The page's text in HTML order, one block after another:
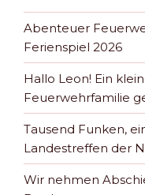
Abenteuer
Ferienspiel 2026
Hallo Leon! Ein
Feuerwehrfamilie
Tausend Funken,
Landestreffen der
Wir nehmen